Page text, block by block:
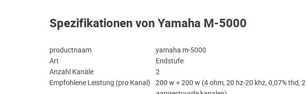
Spezifikationen von Yamaha M-5000
productnaam
yamaha m-5000
Art
Endstufe
Anzahl Kanäle
2
Empfohlene Leistung (pro Kanal) 200 w + 200 w (4 ohm, 20 hz-20 khz, 0,07% thd, 2